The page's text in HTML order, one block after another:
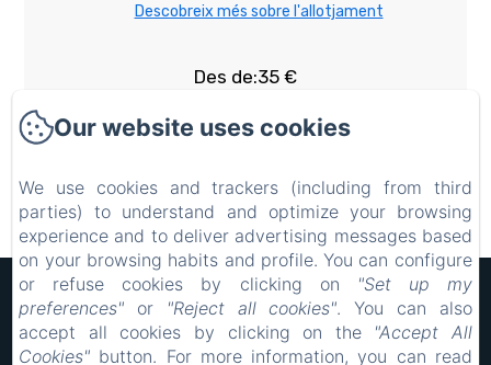
Descobreix més sobre l'allotjament
Des de:35 €
Reservar
Hôtel Rocade
Avisos legals
18 IMPASSE LAVOISIER, PAMIERS, 09100, França
Our website uses cookies
We use cookies and trackers (including from third
parties) to understand and optimize your browsing
experience and to deliver advertising messages based
on your browsing habits and profile. You can configure
or refuse cookies by clicking on
"Set up my
preferences" or "Reject all cookies". You can also
accept all cookies by clicking on the "Accept All
Cookies" button. For more information, you can read